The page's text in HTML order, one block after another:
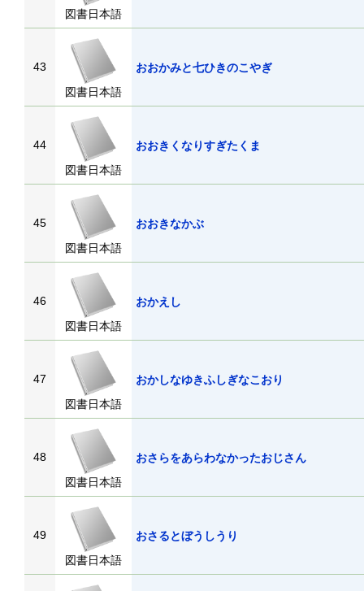
図書日本語
43
図書日本語
おおかみと七ひきのこやぎ
44
図書日本語
おおきくなりすぎたくま
45
図書日本語
おおきなかぶ
46
図書日本語
おかえし
47
図書日本語
おかしなゆきふしぎなこおり
48
図書日本語
おさらをあらわなかったおじさん
49
図書日本語
おさるとぼうしうり